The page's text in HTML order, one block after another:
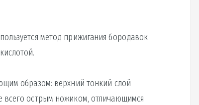
метод прижигания бородавок
образом: верхний тонкий слой
острым ножиком, отличающимся